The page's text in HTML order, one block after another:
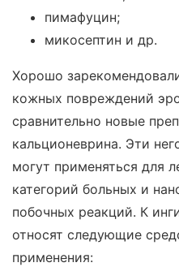
пимафуцин;
микосептин и др.
Хорошо
кожных повреждений
сравнительно новые
кальционеврина. Эти
могут применяться для
категорий больных и
побочных реакций. К
относят следующие
применения: